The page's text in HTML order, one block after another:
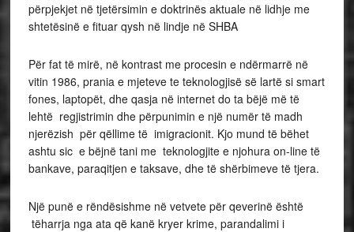
përpjekjet në tjetërsimin e doktrinës aktuale në lidhje me
shtetësinë e fituar qysh në lindje në SHBA
Për fat të mirë, në kontrast me procesin e ndërmarrë në
vitin 1986, prania e mjeteve te teknologjisë së lartë si smart
fones, laptopët, dhe qasja në internet do ta bëjë më të
lehtë regjistrimin dhe përpunimin e një numër të madh
njerëzish për qëllime të imigracionit. Kjo mund të bëhet
ashtu sic e bëjnë tani me teknologjite e njohura on-line të
bankave, paraqitjen e taksave, dhe të shërbimeve të tjera.
Një punë e rëndësishme në vetvete për qeverinë është
tëharrja nga ata që kanë kryer krime, parandalimi i